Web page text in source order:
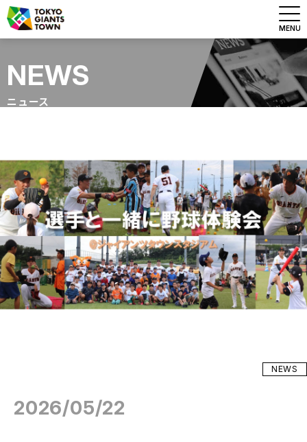
MENU
NEWS
ニュース
2026/05/22
NEWS